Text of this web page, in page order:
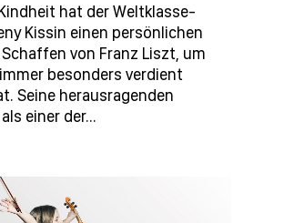
hat der Weltklasse-
Kissin einen persönlichen
von Franz Liszt, um
besonders verdient
Seine herausragenden
einer der…